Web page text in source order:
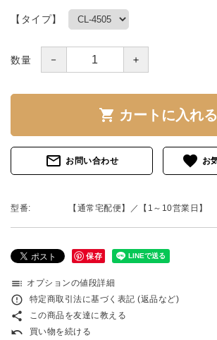
【タイプ】
数量 － ＋
shopping_cart カートに入れる
mail_outline お問い合わせ favorite
型番: 【通常宅配便】／【1～10営業日】
保存
toc オプションの値段詳細
error_outline 特定商取引法に基づく表記 (返品など)
share この商品を友達に教える
undo 買い物を続ける